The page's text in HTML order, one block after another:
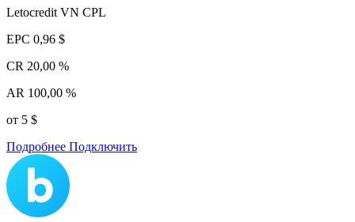
Letocredit VN CPL
EPC 0,96 $
CR 20,00 %
AR 100,00 %
от 5 $
Подробнее Подключить